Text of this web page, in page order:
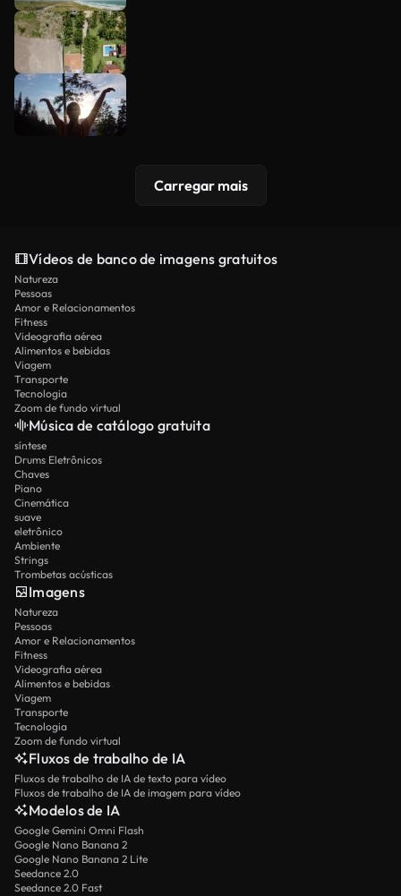
Carregar mais
Vídeos de banco de imagens gratuitos
Natureza
Pessoas
Amor e Relacionamentos
Fitness
Videografia aérea
Alimentos e bebidas
Viagem
Transporte
Tecnologia
Zoom de fundo virtual
Música de catálogo gratuita
síntese
Drums Eletrônicos
Chaves
Piano
Cinemática
suave
eletrônico
Ambiente
Strings
Trombetas acústicas
Imagens
Natureza
Pessoas
Amor e Relacionamentos
Fitness
Videografia aérea
Alimentos e bebidas
Viagem
Transporte
Tecnologia
Zoom de fundo virtual
Fluxos de trabalho de IA
Fluxos de trabalho de IA de texto para vídeo
Fluxos de trabalho de IA de imagem para vídeo
Modelos de IA
Google Gemini Omni Flash
Google Nano Banana 2
Google Nano Banana 2 Lite
Seedance 2.0
Seedance 2.0 Fast